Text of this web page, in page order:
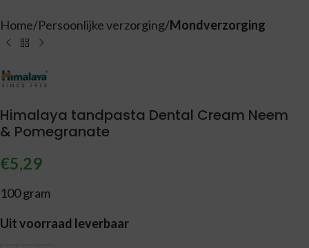
Home Persoonlijke verzorging Mondverzorging
Himalaya tandpasta Dental Cream Neem
& Pomegranate
€5,29
100 gram
Uit voorraad leverbaar